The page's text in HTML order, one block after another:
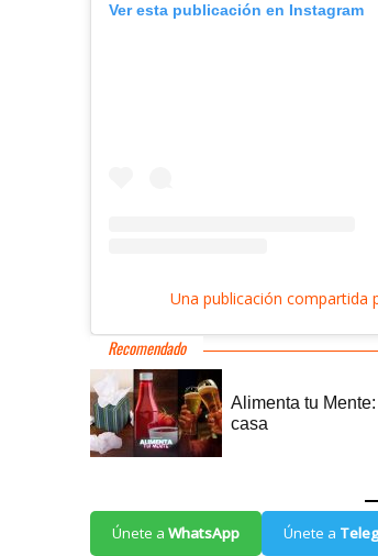
Ver esta publicación en Instagram
Una publicación compartida
Únete a WhatsApp Únete a